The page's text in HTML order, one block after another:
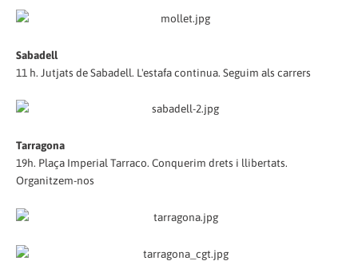
Sabadell
11 h. Jutjats de Sabadell. L'estafa continua. Seguim als carrers
Tarragona
19h. Plaça Imperial Tarraco. Conquerim drets i llibertats.
Organitzem-nos